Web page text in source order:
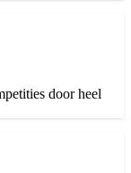
door heel